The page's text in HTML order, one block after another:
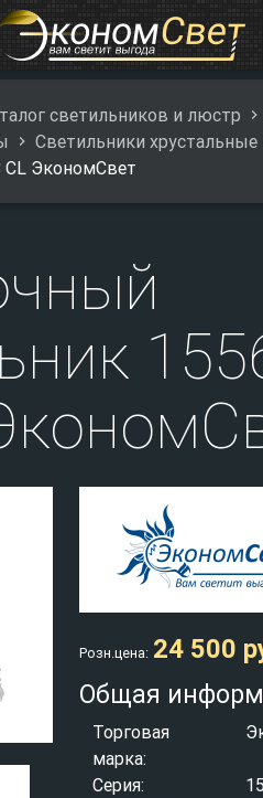
светильников и люстр
Светильники хрустальные
CL ЭкономСвет
Розн.цена: 24 500
Общая
Торговая
марка:
Серия: